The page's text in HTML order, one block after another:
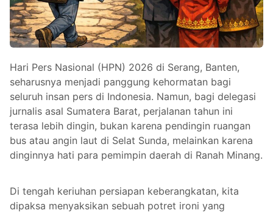
Hari Pers Nasional (HPN) 2026 di Serang, Banten,
seharusnya menjadi panggung kehormatan bagi
seluruh insan pers di Indonesia. Namun, bagi delegasi
jurnalis asal Sumatera Barat, perjalanan tahun ini
terasa lebih dingin, bukan karena pendingin ruangan
bus atau angin laut di Selat Sunda, melainkan karena
dinginnya hati para pemimpin daerah di Ranah Minang.
Di tengah keriuhan persiapan keberangkatan, kita
dipaksa menyaksikan sebuah potret ironi yang